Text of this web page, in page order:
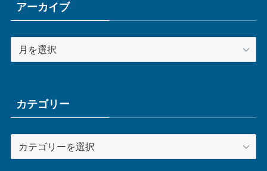
アーカイブ
ー
ブカテゴリー
テ